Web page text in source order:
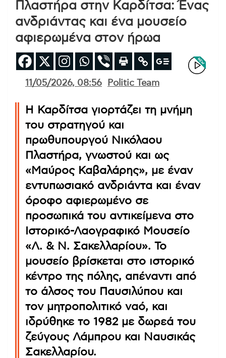
Πλαστήρα στην Καρδίτσα: Ένας
ανδριάντας και ένα μουσείο
αφιερωμένα στον ήρωα
11/05/2026, 08:56 Politic Team
Η Καρδίτσα γιορτάζει τη μνήμη
του στρατηγού και
πρωθυπουργού Νικόλαου
Πλαστήρα, γνωστού και ως
«Μαύρος Καβαλάρης», με έναν
εντυπωσιακό ανδριάντα και έναν
όροφο αφιερωμένο σε
προσωπικά του αντικείμενα στο
Ιστορικό-Λαογραφικό Μουσείο
«Λ. & Ν. Σακελλαρίου». Το
μουσείο βρίσκεται στο ιστορικό
κέντρο της πόλης, απέναντι από
το άλσος του Παυσιλύπου και
τον μητροπολιτικό ναό, και
ιδρύθηκε το 1982 με δωρεά του
ζεύγους Λάμπρου και Ναυσικάς
Σακελλαρίου.